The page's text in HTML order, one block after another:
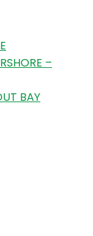
–
BAY